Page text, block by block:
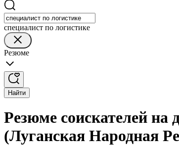
специалист по логистике
Резюме
Найти
Резюме соискателей на
(Луганская Народная